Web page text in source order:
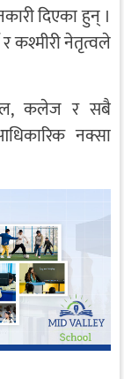
दिएका हुन् ।
र कश्मीरी नेतृत्वले
कलेज र सबै
नक्सा